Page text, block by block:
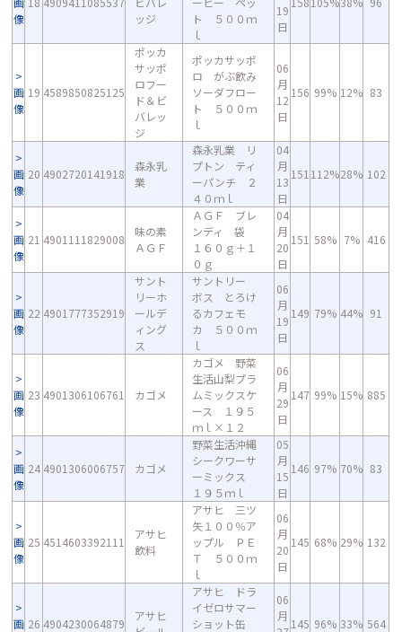
像
ッジ
ト ５００ｍ
ｌ
19
日
画
像
19 4589850825125
ポッカ
サッポ
ロフー
ド＆ビ
バレッ
ジ
ポッカサッポ
ロ がぶ飲み
ソーダフロー
ト ５００ｍ
ｌ
06
月
12
日
156 99% 12% 83
画
像
20 4902720141918
森永乳
業
森永乳業 リ
プトン ティ
ーパンチ ２
４０ｍｌ
04
月
13
日
151 112%28% 102
画
像
21 4901111829008
味の素
ＡＧＦ
ＡＧＦ ブレ
ンディ 袋
１６０ｇ＋１
０ｇ
04
月
20
日
151 58% 7% 416
画
像
22 4901777352919
サント
リーホ
ールデ
ィング
ス
サントリー
ボス とろけ
るカフェモ
カ ５００ｍ
ｌ
06
月
19
日
149 79% 44% 91
画
像
23 4901306106761 カゴメ
カゴメ 野菜
生活山梨プラ
ムミックスケ
ース １９５
ｍｌ×１２
06
月
29
日
147 99% 15% 885
画
像
24 4901306006757 カゴメ
野菜生活沖縄
シークワーサ
ーミックス
１９５ｍｌ
05
月
15
日
146 97% 70% 83
画
像
25 4514603392111
アサヒ
飲料
アサヒ 三ツ
矢１００％ア
ップル ＰＥ
Ｔ ５００ｍ
ｌ
06
月
20
日
145 68% 29% 132
画 26 4904230064879
アサヒ
アサヒ ドラ
イゼロサマー
ショット缶
06
月
145 96% 33% 564